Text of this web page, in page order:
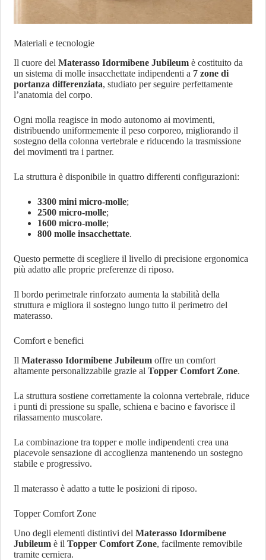
Materiali e tecnologie
Il cuore delMaterasso Idormibene Jubileum è costituito da
un sistema di molle insacchettate indipendenti a 7 zone di
portanza differenziata, studiato per seguire perfettamente
l’anatomia del corpo.
Ogni molla reagisce in modo autonomo ai movimenti,
distribuendo uniformemente il peso corporeo, migliorando il
sostegno della colonna vertebrale e riducendo la trasmissione
dei movimenti tra i partner.
La struttura è disponibile in quattro differenti configurazioni:
3300 mini micro-molle;
2500 micro-molle;
1600 micro-molle;
800 molle insacchettate.
Questo permette di scegliere il livello di precisione ergonomica
più adatto alle proprie preferenze di riposo.
Il bordo perimetrale rinforzato aumenta la stabilità della
struttura e migliora il sostegno lungo tutto il perimetro del
materasso.
Comfort e benefici
IlMaterasso Idormibene Jubileum offre un comfort
altamente personalizzabile grazie alTopper Comfort Zone.
La struttura sostiene correttamente la colonna vertebrale, riduce
i punti di pressione su spalle, schiena e bacino e favorisce il
rilassamento muscolare.
La combinazione tra topper e molle indipendenti crea una
piacevole sensazione di accoglienza mantenendo un sostegno
stabile e progressivo.
Il materasso è adatto a tutte le posizioni di riposo.
Topper Comfort Zone
Uno degli elementi distintivi delMaterasso Idormibene
Jubileum è ilTopper Comfort Zone, facilmente removibile
tramite cerniera.